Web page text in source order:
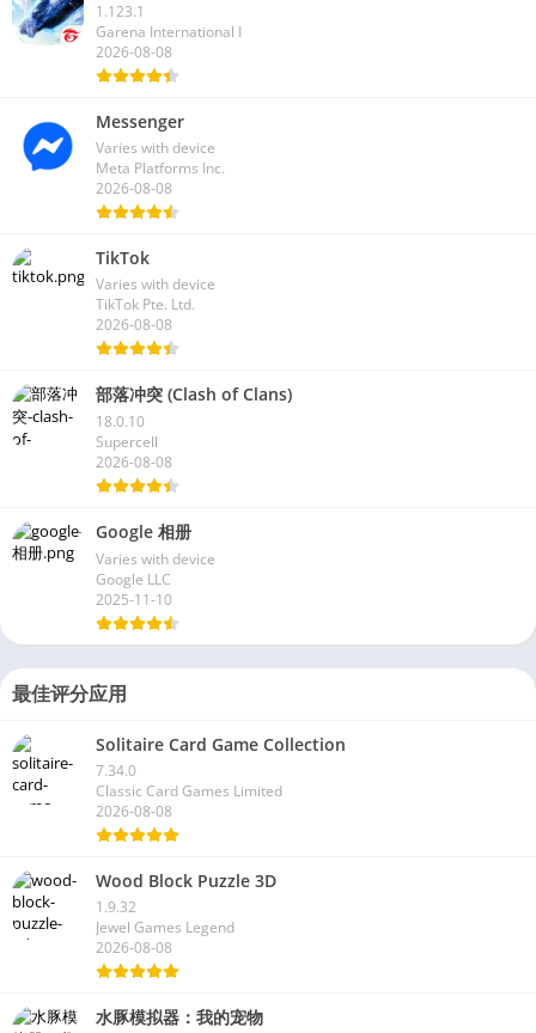
1.123.1
Garena International I
2026-08-08
Messenger
Varies with device
Meta Platforms Inc.
2026-08-08
TikTok
Varies with device
TikTok Pte. Ltd.
2026-08-08
部落冲突 (Clash of Clans)
18.0.10
Supercell
2026-08-08
Google 相册
Varies with device
Google LLC
2025-11-10
最佳评分应用
Solitaire Card Game Collection
7.34.0
Classic Card Games Limited
2026-08-08
Wood Block Puzzle 3D
1.9.32
Jewel Games Legend
2026-08-08
水豚模拟器：我的宠物